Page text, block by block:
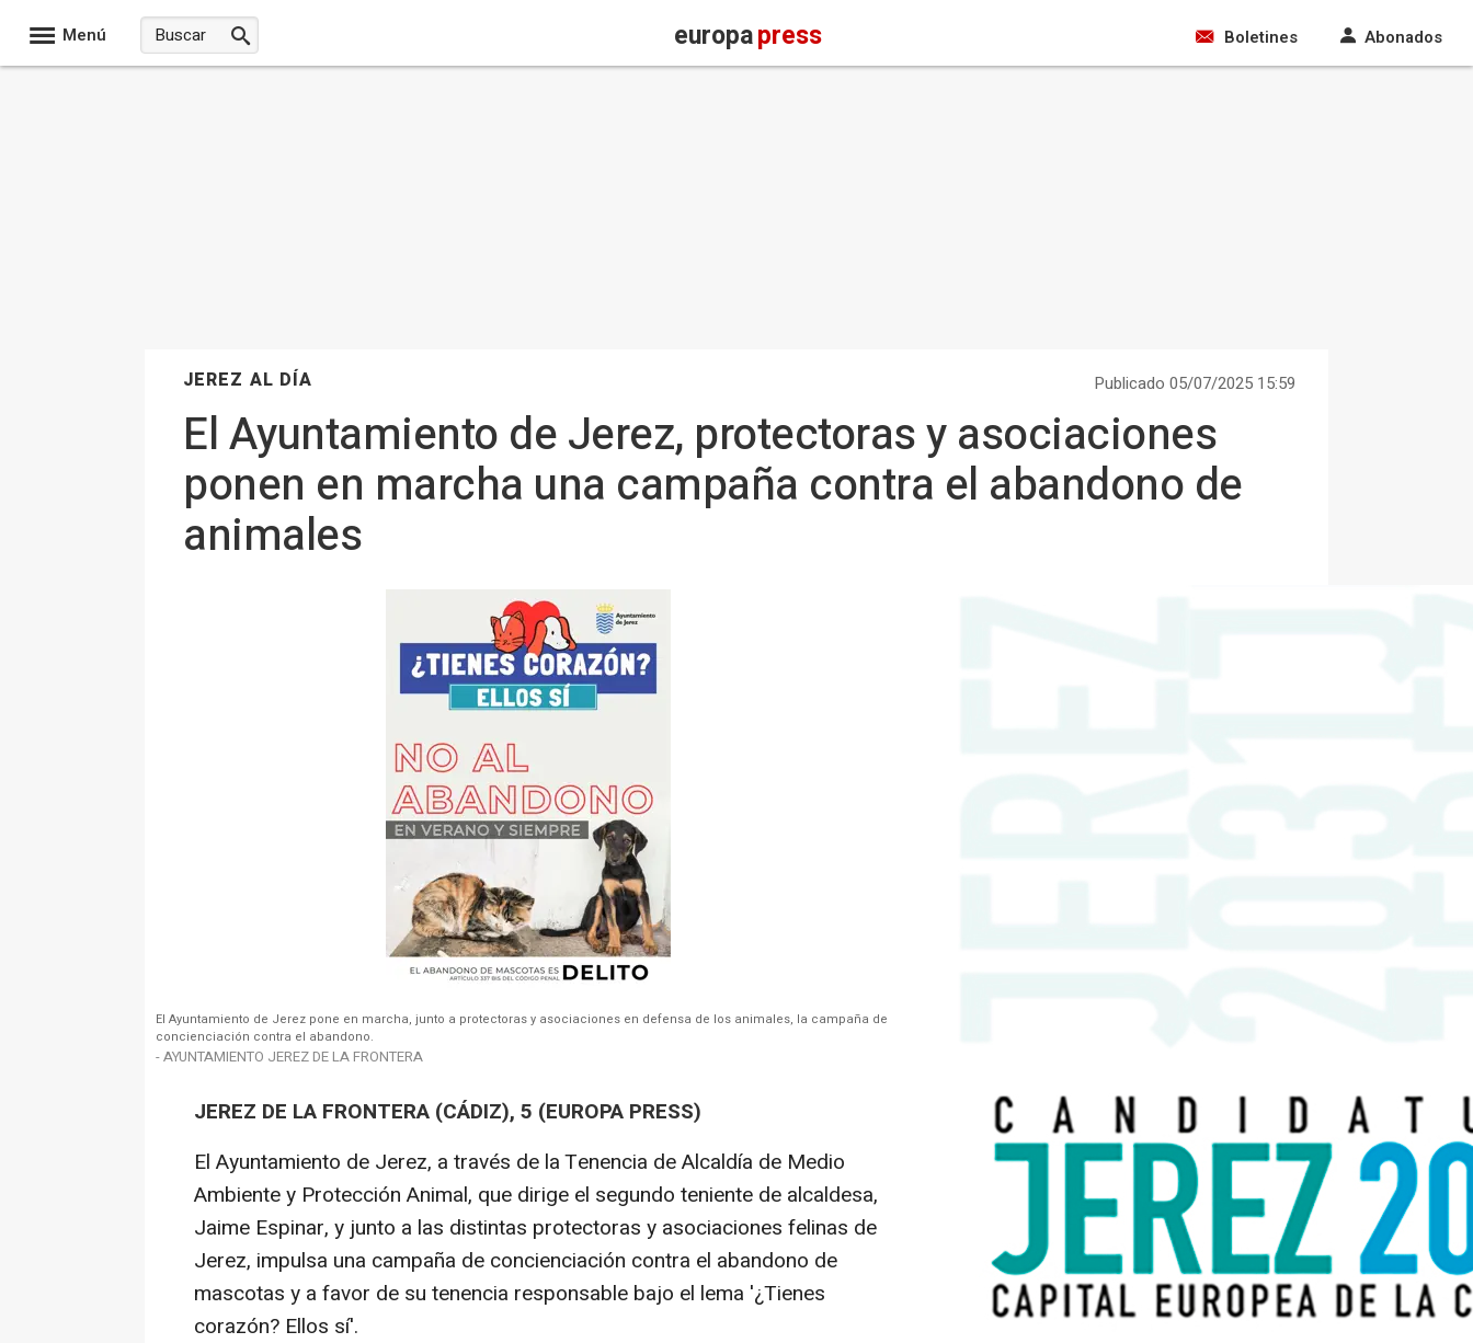
Menú europapress Boletines Abonados
JEREZ AL DÍA Publicado 05/07/2025 15:59
El Ayuntamiento de Jerez, protectoras y asociaciones
ponen en marcha una campaña contra el abandono de
animales
El Ayuntamiento de Jerez pone en marcha, junto a protectoras y asociaciones en defensa de los animales, la campaña de
concienciación contra el abandono.
- AYUNTAMIENTO JEREZ DE LA FRONTERA
JEREZ DE LA FRONTERA (CÁDIZ), 5 (EUROPA PRESS)
El Ayuntamiento de Jerez, a través de la Tenencia de Alcaldía de Medio
Ambiente y Protección Animal, que dirige el segundo teniente de alcaldesa,
Jaime Espinar, y junto a las distintas protectoras y asociaciones felinas de
Jerez, impulsa una campaña de concienciación contra el abandono de
mascotas y a favor de su tenencia responsable bajo el lema '¿Tienes
corazón? Ellos sí'.